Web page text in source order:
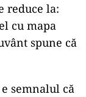
reduce la:
cu mapa
spune că
semnalul că